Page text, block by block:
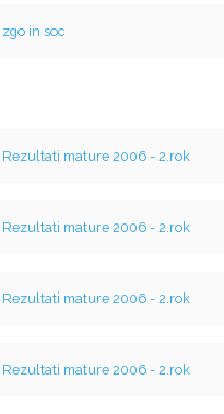
zgo in soc
Rezultati mature 2006 - 2.rok
Rezultati mature 2006 - 2.rok
Rezultati mature 2006 - 2.rok
Rezultati mature 2006 - 2.rok